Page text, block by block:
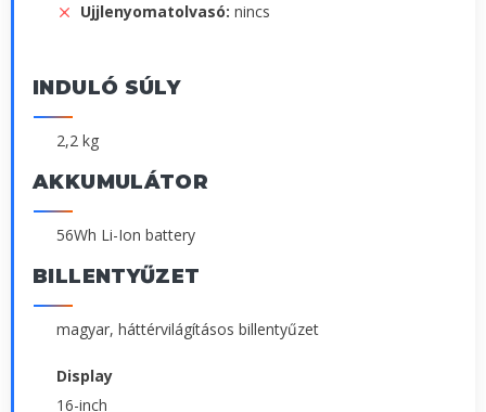
Ujjlenyomatolvasó: nincs
INDULÓ SÚLY
2,2 kg
AKKUMULÁTOR
56Wh Li-Ion battery
BILLENTYŰZET
magyar, háttérvilágításos billentyűzet
Display
16-inch